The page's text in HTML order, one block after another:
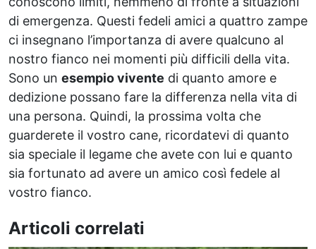
di emergenza. Questi fedeli amici a quattro zampe
ci insegnano l’importanza di avere qualcuno al
nostro fianco nei momenti più difficili della vita.
Sono un esempio vivente di quanto amore e
dedizione possano fare la differenza nella vita di
una persona. Quindi, la prossima volta che
guarderete il vostro cane, ricordatevi di quanto
sia speciale il legame che avete con lui e quanto
sia fortunato ad avere un amico così fedele al
vostro fianco.
Articoli correlati